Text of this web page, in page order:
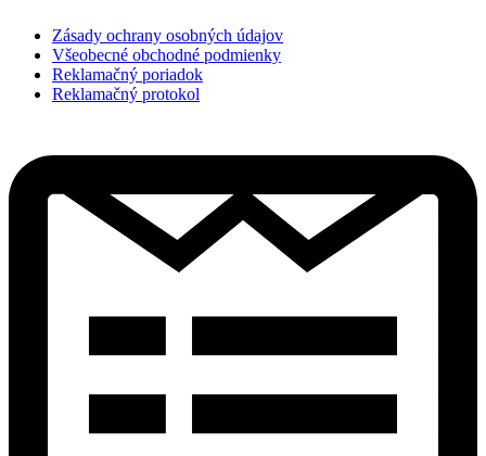
Zásady ochrany osobných údajov
Všeobecné obchodné podmienky
Reklamačný poriadok
Reklamačný protokol